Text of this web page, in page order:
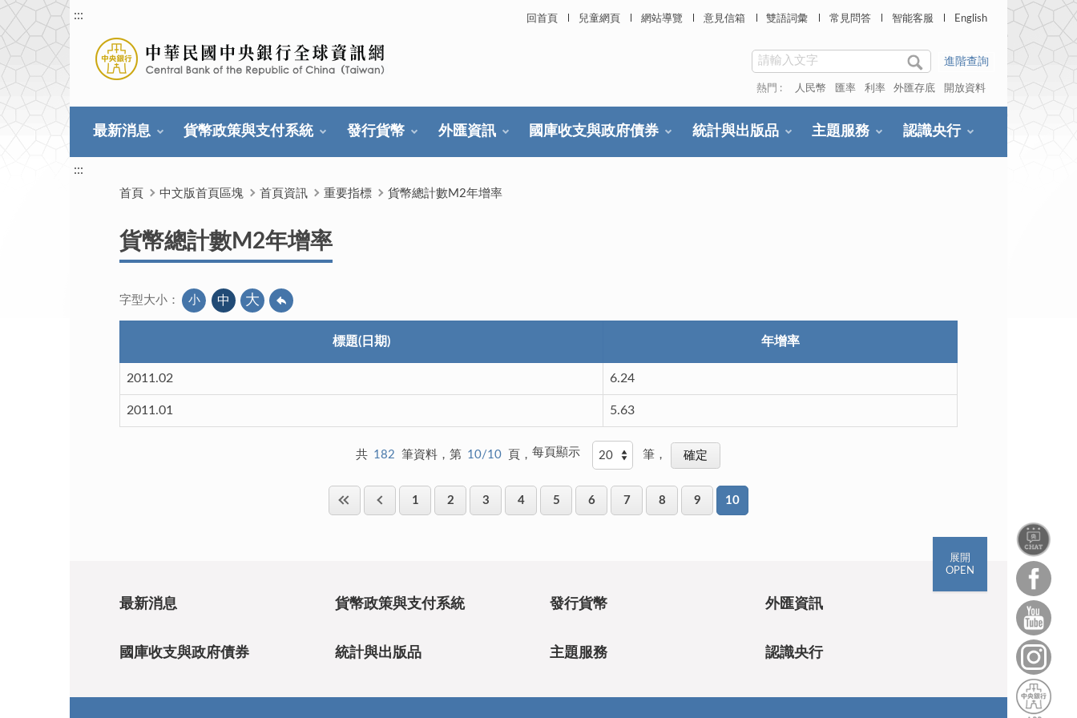
回首頁 兒童網頁 網站導覽 意見信箱 雙語詞彙 常見問答 智能客服 English
:::
進階查詢
熱門 : 人民幣 匯率 利率 外匯存底 開放資料
最新消息 貨幣政策與支付系統 發行貨幣 外匯資訊 國庫收支與政府債券 統計與出版品 主題服務 認識央行
:::
首頁 中文版首頁區塊 首頁資訊 重要指標 貨幣總計數M2年增率
貨幣總計數M2年增率
字型大小： 小 中 大
標題(日期) 年增率
2011.02 6.24
2011.01 5.63
共 182 筆資料，第 10/10 頁， 每頁顯示 筆，
1 2 3 4 5 6 7 8 9 10
展開
OPEN
最新消息 貨幣政策與支付系統 發行貨幣 外匯資訊
國庫收支與政府債券 統計與出版品 主題服務 認識央行